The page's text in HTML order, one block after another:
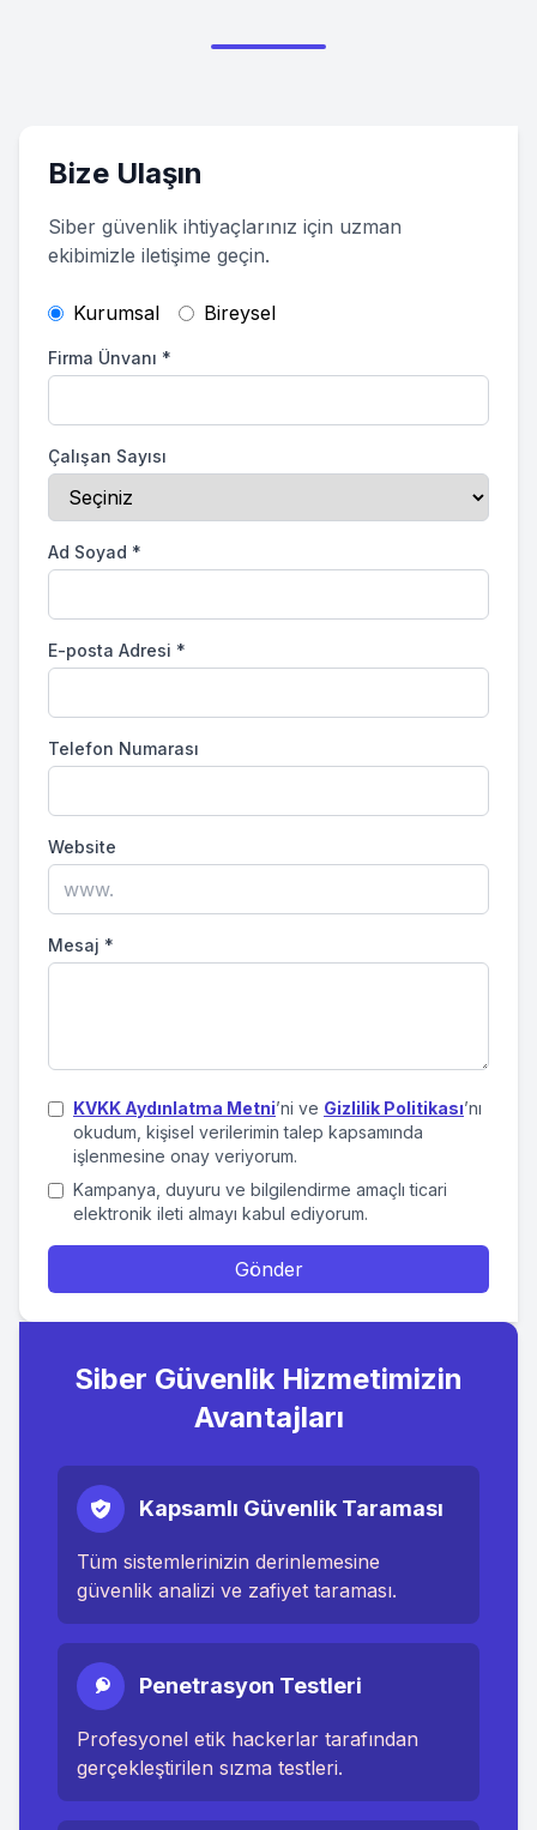
Bize Ulaşın
Siber güvenlik ihtiyaçlarınız için uzman
ekibimizle iletişime geçin.
Kurumsal Bireysel
Firma Ünvanı *
Çalışan Sayısı
Ad Soyad *
E-posta Adresi *
Telefon Numarası
Website
Mesaj *
KVKK Aydınlatma Metni’ni ve Gizlilik Politikası’nı
okudum, kişisel verilerimin talep kapsamında
işlenmesine onay veriyorum.
Kampanya, duyuru ve bilgilendirme amaçlı ticari
elektronik ileti almayı kabul ediyorum.
Gönder
Siber Güvenlik Hizmetimizin
Avantajları
Kapsamlı Güvenlik Taraması
Tüm sistemlerinizin derinlemesine
güvenlik analizi ve zafiyet taraması.
Penetrasyon Testleri
Profesyonel etik hackerlar tarafından
gerçekleştirilen sızma testleri.